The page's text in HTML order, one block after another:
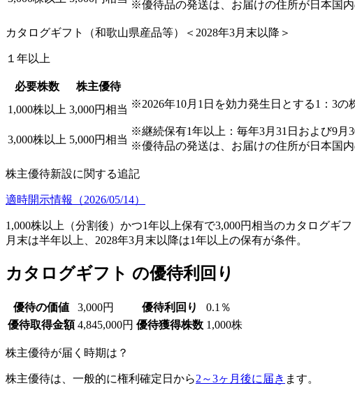
※優待品の発送は、お届けの住所が日本国内
カタログギフト（和歌山県産品等）＜2028年3月末以降＞
１年以上
必要株数 株主優待
1,000株以上 3,000円相当 ※2026年10月1日を効力発生日とする1：3の
※継続保有1年以上：毎年3月31日および9月
※優待品の発送は、お届けの住所が日本国内
3,000株以上 5,000円相当
株主優待新設に関する追記
適時開示情報（2026/05/14）
1,000株以上（分割後）かつ1年以上保有で3,000円相当のカタログギ
月末は半年以上、2028年3月末以降は1年以上の保有が条件。
カタログギフト の優待利回り
優待の価値 3,000円 優待利回り
0.1％
優待取得金額 4,845,000円 優待獲得株数 1,000株
株主優待が届く時期は？
株主優待は、一般的に権利確定日から2～3ヶ月後に届き ます。